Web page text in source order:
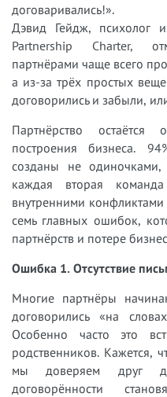
договаривались!».
Дэвид Гейдж, психолог
Partnership Charter,
партнёрами чаще всего
а из-за трёх простых
договорились и забыли,
Партнёрство
построения бизнеса.
созданы не
каждая вторая
внутренними
семь главных ошибок,
партнёрств и потере
Ошибка 1. Отсутствие
Многие партнёры
договорились «на
Особенно часто это
родственников. Кажется,
мы доверяем друг
договорённости